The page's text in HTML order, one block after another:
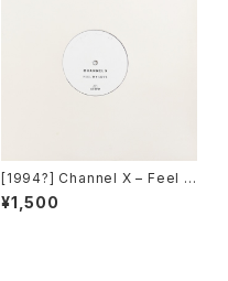
[1994?] Channel X – Feel M
y Love [WL Records]
¥1,500